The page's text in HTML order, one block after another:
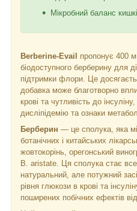
Мікробний баланс
Berberine-Evail
пропонує 400
біодоступного берберину для
підтримки флори. Це
добавка може благотворно
крові та чутливість до
дисліпідемію та ознаки
Берберин — це сполука, яка
ботанічних і китайських
жовтокорінь, орегонський
B. aristate. Ця сполука стає
натуральний, але потужний
рівня глюкози в крові та
поширених побічних ефектів